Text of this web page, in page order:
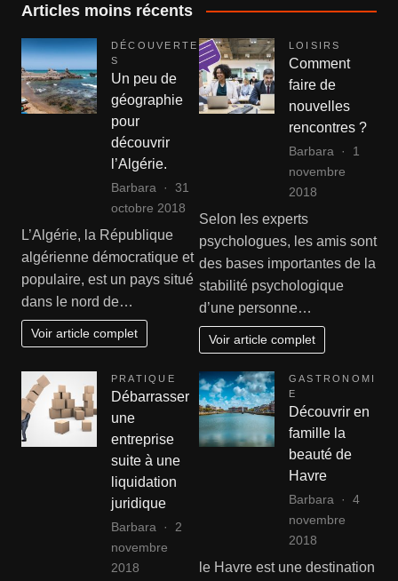
Articles moins récents
DÉCOUVERTE
S
Un peu de
géographie
pour
découvrir
l’Algérie.
Barbara
31
octobre 2018
L’Algérie, la République
algérienne démocratique et
populaire, est un pays situé
dans le nord de…
Voir article complet
LOISIRS
Comment
faire de
nouvelles
rencontres ?
Barbara
1
novembre
2018
Selon les experts
psychologues, les amis sont
des bases importantes de la
stabilité psychologique
d’une personne…
Voir article complet
PRATIQUE
Débarrasser
une
entreprise
suite à une
liquidation
juridique
Barbara
2
novembre
2018
GASTRONOMI
E
Découvrir en
famille la
beauté de
Havre
Barbara
4
novembre
2018
le Havre est une destination